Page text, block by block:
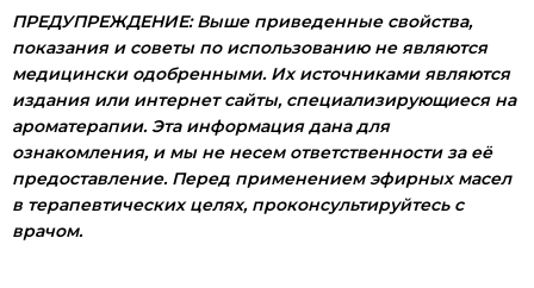
ПРЕДУПРЕЖДЕНИЕ: Выше приведенные свойства,
показания и советы по использованию не являются
медицински одобренными. Их источниками являются
издания или интернет сайты, специализирующиеся на
ароматерапии. Эта информация дана для
ознакомления, и мы не несем ответственности за её
предоставление. Перед применением эфирных масел
в терапевтических целях, проконсультируйтесь с
врачом.